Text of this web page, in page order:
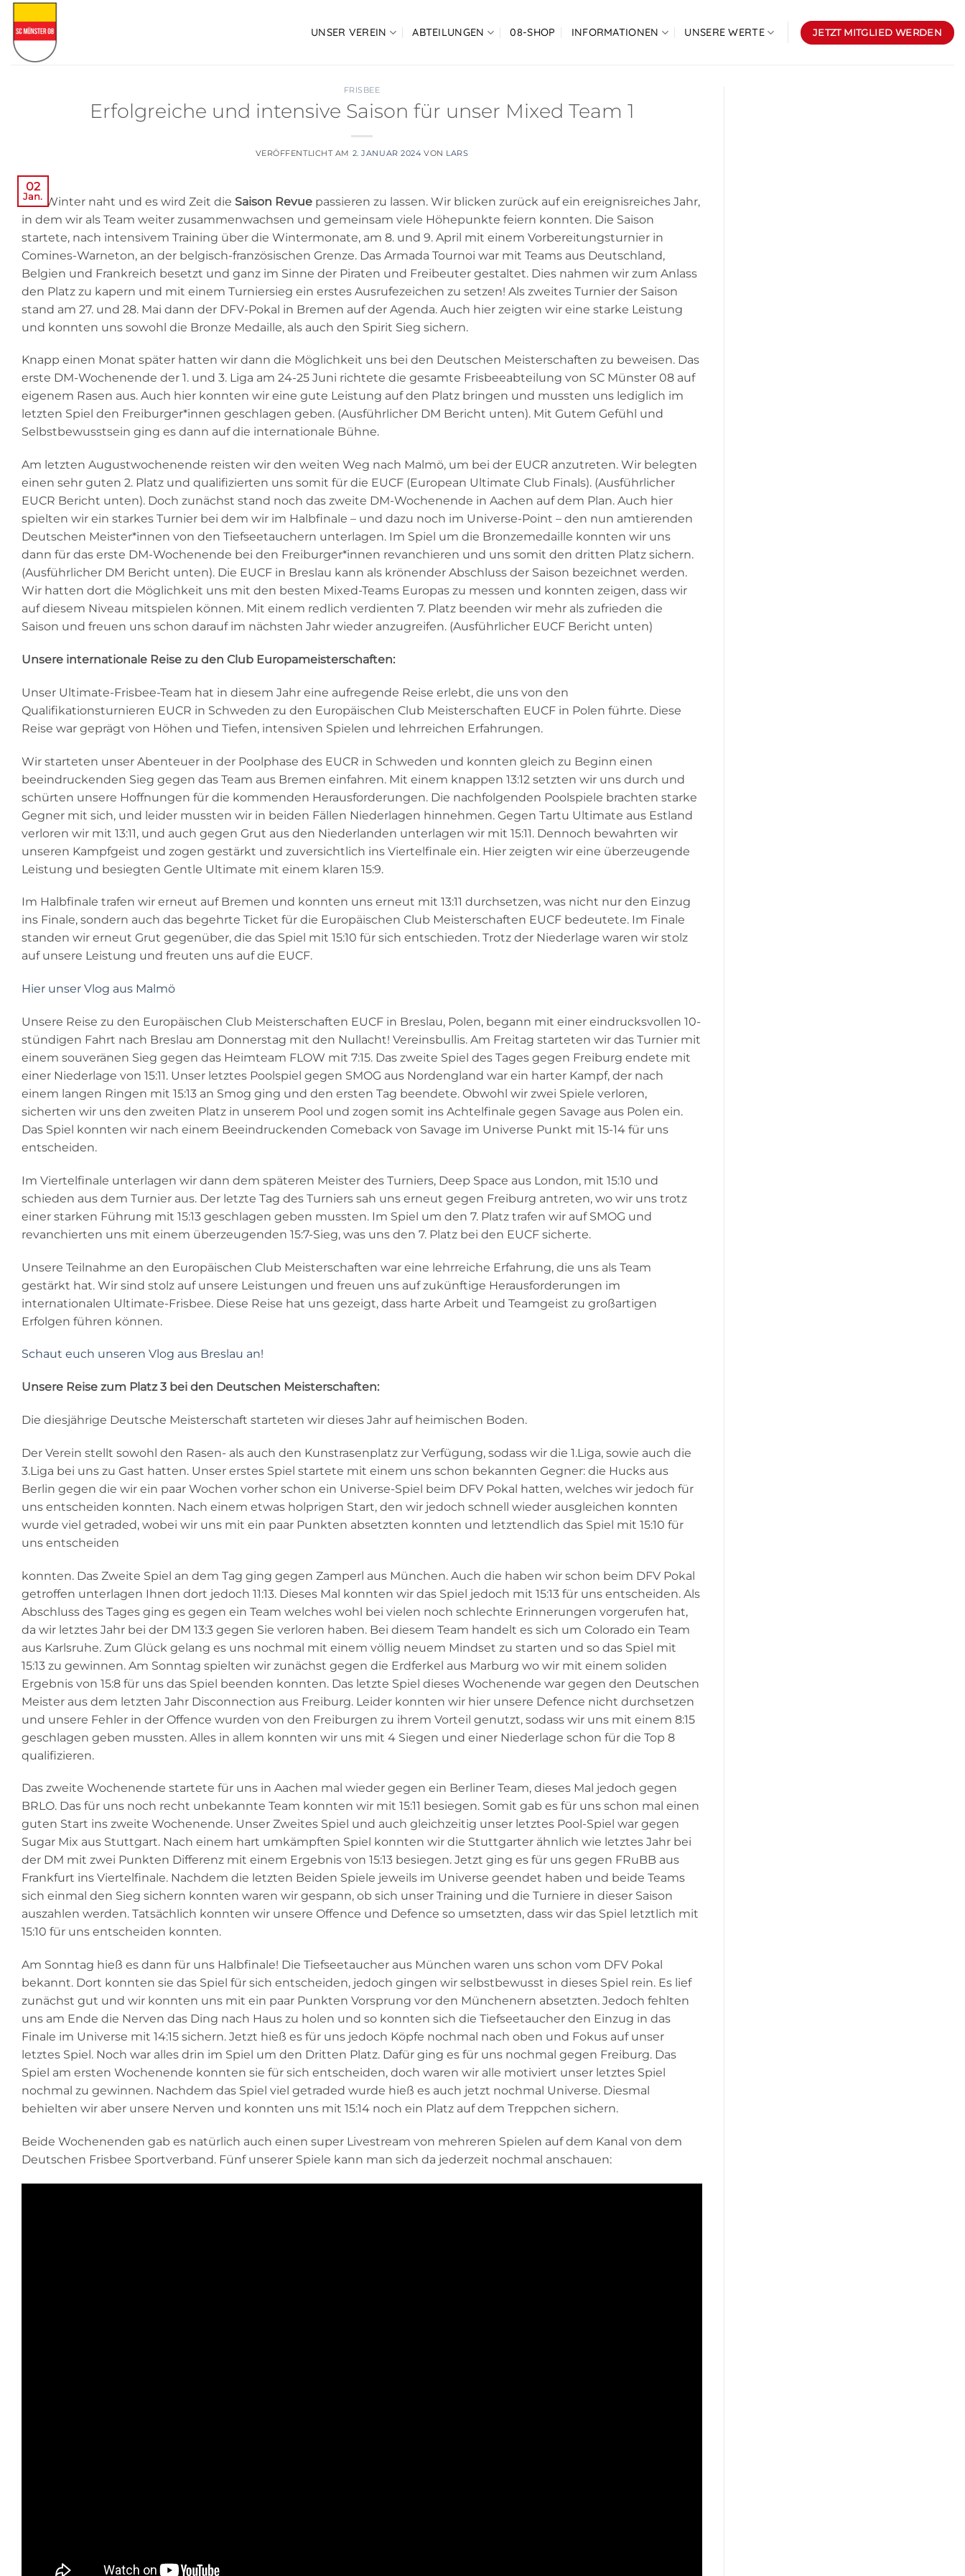
Zum
Inhalt
springen
UNSER VEREIN ABTEILUNGEN 08-SHOP INFORMATIONEN UNSERE WERTE JETZT MITGLIED WERDEN
FRISBEE
Erfolgreiche und intensive Saison für unser Mixed Team 1
VERÖFFENTLICHT AM 2. JANUAR 2024 VON LARS
02
Jan.
Der Winter naht und es wird Zeit die Saison Revue passieren zu lassen. Wir blicken zurück auf ein ereignisreiches Jahr,
in dem wir als Team weiter zusammenwachsen und gemeinsam viele Höhepunkte feiern konnten. Die Saison
startete, nach intensivem Training über die Wintermonate, am 8. und 9. April mit einem Vorbereitungsturnier in
Comines-Warneton, an der belgisch-französischen Grenze. Das Armada Tournoi war mit Teams aus Deutschland,
Belgien und Frankreich besetzt und ganz im Sinne der Piraten und Freibeuter gestaltet. Dies nahmen wir zum Anlass
den Platz zu kapern und mit einem Turniersieg ein erstes Ausrufezeichen zu setzen! Als zweites Turnier der Saison
stand am 27. und 28. Mai dann der DFV-Pokal in Bremen auf der Agenda. Auch hier zeigten wir eine starke Leistung
und konnten uns sowohl die Bronze Medaille, als auch den Spirit Sieg sichern.
Knapp einen Monat später hatten wir dann die Möglichkeit uns bei den Deutschen Meisterschaften zu beweisen. Das
erste DM-Wochenende der 1. und 3. Liga am 24-25 Juni richtete die gesamte Frisbeeabteilung von SC Münster 08 auf
eigenem Rasen aus. Auch hier konnten wir eine gute Leistung auf den Platz bringen und mussten uns lediglich im
letzten Spiel den Freiburger*innen geschlagen geben. (Ausführlicher DM Bericht unten). Mit Gutem Gefühl und
Selbstbewusstsein ging es dann auf die internationale Bühne.
Am letzten Augustwochenende reisten wir den weiten Weg nach Malmö, um bei der EUCR anzutreten. Wir belegten
einen sehr guten 2. Platz und qualifizierten uns somit für die EUCF (European Ultimate Club Finals). (Ausführlicher
EUCR Bericht unten). Doch zunächst stand noch das zweite DM-Wochenende in Aachen auf dem Plan. Auch hier
spielten wir ein starkes Turnier bei dem wir im Halbfinale – und dazu noch im Universe-Point – den nun amtierenden
Deutschen Meister*innen von den Tiefseetauchern unterlagen. Im Spiel um die Bronzemedaille konnten wir uns
dann für das erste DM-Wochenende bei den Freiburger*innen revanchieren und uns somit den dritten Platz sichern.
(Ausführlicher DM Bericht unten). Die EUCF in Breslau kann als krönender Abschluss der Saison bezeichnet werden.
Wir hatten dort die Möglichkeit uns mit den besten Mixed-Teams Europas zu messen und konnten zeigen, dass wir
auf diesem Niveau mitspielen können. Mit einem redlich verdienten 7. Platz beenden wir mehr als zufrieden die
Saison und freuen uns schon darauf im nächsten Jahr wieder anzugreifen. (Ausführlicher EUCF Bericht unten)
Unsere internationale Reise zu den Club Europameisterschaften:
Unser Ultimate-Frisbee-Team hat in diesem Jahr eine aufregende Reise erlebt, die uns von den
Qualifikationsturnieren EUCR in Schweden zu den Europäischen Club Meisterschaften EUCF in Polen führte. Diese
Reise war geprägt von Höhen und Tiefen, intensiven Spielen und lehrreichen Erfahrungen.
Wir starteten unser Abenteuer in der Poolphase des EUCR in Schweden und konnten gleich zu Beginn einen
beeindruckenden Sieg gegen das Team aus Bremen einfahren. Mit einem knappen 13:12 setzten wir uns durch und
schürten unsere Hoffnungen für die kommenden Herausforderungen. Die nachfolgenden Poolspiele brachten starke
Gegner mit sich, und leider mussten wir in beiden Fällen Niederlagen hinnehmen. Gegen Tartu Ultimate aus Estland
verloren wir mit 13:11, und auch gegen Grut aus den Niederlanden unterlagen wir mit 15:11. Dennoch bewahrten wir
unseren Kampfgeist und zogen gestärkt und zuversichtlich ins Viertelfinale ein. Hier zeigten wir eine überzeugende
Leistung und besiegten Gentle Ultimate mit einem klaren 15:9.
Im Halbfinale trafen wir erneut auf Bremen und konnten uns erneut mit 13:11 durchsetzen, was nicht nur den Einzug
ins Finale, sondern auch das begehrte Ticket für die Europäischen Club Meisterschaften EUCF bedeutete. Im Finale
standen wir erneut Grut gegenüber, die das Spiel mit 15:10 für sich entschieden. Trotz der Niederlage waren wir stolz
auf unsere Leistung und freuten uns auf die EUCF.
Hier unser Vlog aus Malmö
Unsere Reise zu den Europäischen Club Meisterschaften EUCF in Breslau, Polen, begann mit einer eindrucksvollen 10-
stündigen Fahrt nach Breslau am Donnerstag mit den Nullacht! Vereinsbullis. Am Freitag starteten wir das Turnier mit
einem souveränen Sieg gegen das Heimteam FLOW mit 7:15. Das zweite Spiel des Tages gegen Freiburg endete mit
einer Niederlage von 15:11. Unser letztes Poolspiel gegen SMOG aus Nordengland war ein harter Kampf, der nach
einem langen Ringen mit 15:13 an Smog ging und den ersten Tag beendete. Obwohl wir zwei Spiele verloren,
sicherten wir uns den zweiten Platz in unserem Pool und zogen somit ins Achtelfinale gegen Savage aus Polen ein.
Das Spiel konnten wir nach einem Beeindruckenden Comeback von Savage im Universe Punkt mit 15-14 für uns
entscheiden.
Im Viertelfinale unterlagen wir dann dem späteren Meister des Turniers, Deep Space aus London, mit 15:10 und
schieden aus dem Turnier aus. Der letzte Tag des Turniers sah uns erneut gegen Freiburg antreten, wo wir uns trotz
einer starken Führung mit 15:13 geschlagen geben mussten. Im Spiel um den 7. Platz trafen wir auf SMOG und
revanchierten uns mit einem überzeugenden 15:7-Sieg, was uns den 7. Platz bei den EUCF sicherte.
Unsere Teilnahme an den Europäischen Club Meisterschaften war eine lehrreiche Erfahrung, die uns als Team
gestärkt hat. Wir sind stolz auf unsere Leistungen und freuen uns auf zukünftige Herausforderungen im
internationalen Ultimate-Frisbee. Diese Reise hat uns gezeigt, dass harte Arbeit und Teamgeist zu großartigen
Erfolgen führen können.
Schaut euch unseren Vlog aus Breslau an!
Unsere Reise zum Platz 3 bei den Deutschen Meisterschaften:
Die diesjährige Deutsche Meisterschaft starteten wir dieses Jahr auf heimischen Boden.
Der Verein stellt sowohl den Rasen- als auch den Kunstrasenplatz zur Verfügung, sodass wir die 1.Liga, sowie auch die
3.Liga bei uns zu Gast hatten. Unser erstes Spiel startete mit einem uns schon bekannten Gegner: die Hucks aus
Berlin gegen die wir ein paar Wochen vorher schon ein Universe-Spiel beim DFV Pokal hatten, welches wir jedoch für
uns entscheiden konnten. Nach einem etwas holprigen Start, den wir jedoch schnell wieder ausgleichen konnten
wurde viel getraded, wobei wir uns mit ein paar Punkten absetzten konnten und letztendlich das Spiel mit 15:10 für
uns entscheiden
konnten. Das Zweite Spiel an dem Tag ging gegen Zamperl aus München. Auch die haben wir schon beim DFV Pokal
getroffen unterlagen Ihnen dort jedoch 11:13. Dieses Mal konnten wir das Spiel jedoch mit 15:13 für uns entscheiden. Als
Abschluss des Tages ging es gegen ein Team welches wohl bei vielen noch schlechte Erinnerungen vorgerufen hat,
da wir letztes Jahr bei der DM 13:3 gegen Sie verloren haben. Bei diesem Team handelt es sich um Colorado ein Team
aus Karlsruhe. Zum Glück gelang es uns nochmal mit einem völlig neuem Mindset zu starten und so das Spiel mit
15:13 zu gewinnen. Am Sonntag spielten wir zunächst gegen die Erdferkel aus Marburg wo wir mit einem soliden
Ergebnis von 15:8 für uns das Spiel beenden konnten. Das letzte Spiel dieses Wochenende war gegen den Deutschen
Meister aus dem letzten Jahr Disconnection aus Freiburg. Leider konnten wir hier unsere Defence nicht durchsetzen
und unsere Fehler in der Offence wurden von den Freiburgen zu ihrem Vorteil genutzt, sodass wir uns mit einem 8:15
geschlagen geben mussten. Alles in allem konnten wir uns mit 4 Siegen und einer Niederlage schon für die Top 8
qualifizieren.
Das zweite Wochenende startete für uns in Aachen mal wieder gegen ein Berliner Team, dieses Mal jedoch gegen
BRLO. Das für uns noch recht unbekannte Team konnten wir mit 15:11 besiegen. Somit gab es für uns schon mal einen
guten Start ins zweite Wochenende. Unser Zweites Spiel und auch gleichzeitig unser letztes Pool-Spiel war gegen
Sugar Mix aus Stuttgart. Nach einem hart umkämpften Spiel konnten wir die Stuttgarter ähnlich wie letztes Jahr bei
der DM mit zwei Punkten Differenz mit einem Ergebnis von 15:13 besiegen. Jetzt ging es für uns gegen FRuBB aus
Frankfurt ins Viertelfinale. Nachdem die letzten Beiden Spiele jeweils im Universe geendet haben und beide Teams
sich einmal den Sieg sichern konnten waren wir gespann, ob sich unser Training und die Turniere in dieser Saison
auszahlen werden. Tatsächlich konnten wir unsere Offence und Defence so umsetzten, dass wir das Spiel letztlich mit
15:10 für uns entscheiden konnten.
Am Sonntag hieß es dann für uns Halbfinale! Die Tiefseetaucher aus München waren uns schon vom DFV Pokal
bekannt. Dort konnten sie das Spiel für sich entscheiden, jedoch gingen wir selbstbewusst in dieses Spiel rein. Es lief
zunächst gut und wir konnten uns mit ein paar Punkten Vorsprung vor den Münchenern absetzten. Jedoch fehlten
uns am Ende die Nerven das Ding nach Haus zu holen und so konnten sich die Tiefseetaucher den Einzug in das
Finale im Universe mit 14:15 sichern. Jetzt hieß es für uns jedoch Köpfe nochmal nach oben und Fokus auf unser
letztes Spiel. Noch war alles drin im Spiel um den Dritten Platz. Dafür ging es für uns nochmal gegen Freiburg. Das
Spiel am ersten Wochenende konnten sie für sich entscheiden, doch waren wir alle motiviert unser letztes Spiel
nochmal zu gewinnen. Nachdem das Spiel viel getraded wurde hieß es auch jetzt nochmal Universe. Diesmal
behielten wir aber unsere Nerven und konnten uns mit 15:14 noch ein Platz auf dem Treppchen sichern.
Beide Wochenenden gab es natürlich auch einen super Livestream von mehreren Spielen auf dem Kanal von dem
Deutschen Frisbee Sportverband. Fünf unserer Spiele kann man sich da jederzeit nochmal anschauen: